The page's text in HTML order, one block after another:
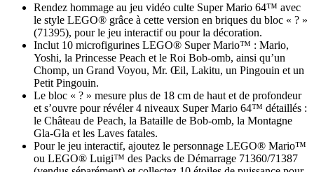
Rendez hommage au jeu vidéo culte Super Mario 64™ avec
le style LEGO® grâce à cette version en briques du bloc « ? »
(71395), pour le jeu interactif ou pour la décoration.
Inclut 10 microfigurines LEGO® Super Mario™ : Mario,
Yoshi, la Princesse Peach et le Roi Bob-omb, ainsi qu’un
Chomp, un Grand Voyou, Mr. Œil, Lakitu, un Pingouin et un
Petit Pingouin.
Le bloc « ? » mesure plus de 18 cm de haut et de profondeur
et s’ouvre pour révéler 4 niveaux Super Mario 64™ détaillés :
le Château de Peach, la Bataille de Bob-omb, la Montagne
Gla-Gla et les Laves fatales.
Pour le jeu interactif, ajoutez le personnage LEGO® Mario™
ou LEGO® Luigi™ des Packs de Démarrage 71360/71387